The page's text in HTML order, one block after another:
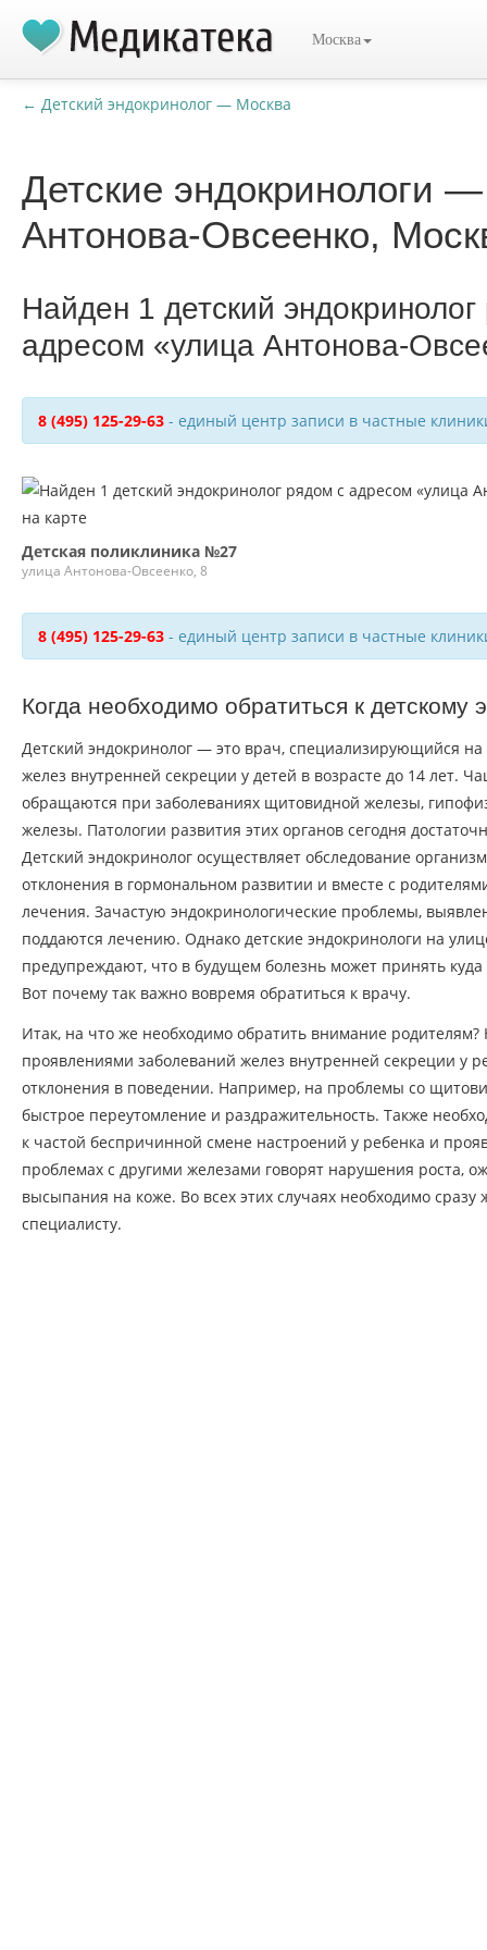
Москва
← Детский эндокринолог — Москва
Детские эндокринологи
Антонова-Овсеенко,
Найден 1 детский
адресом «улица Антонова-
8 (495) 125-29-63 - единый центр записи в частные
Детская поликлиника №27
улица Антонова-Овсеенко, 8
8 (495) 125-29-63 - единый центр записи в частные
Когда необходимо обратиться к детскому
Детский эндокринолог — это врач, специализирующийся
желез внутренней секреции у детей в возрасте до 14 лет.
обращаются при заболеваниях щитовидной железы,
железы. Патологии развития этих органов сегодня
Детский эндокринолог осуществляет обследование
отклонения в гормональном развитии и вместе с
лечения. Зачастую эндокринологические проблемы,
поддаются лечению. Однако детские эндокринологи на
предупреждают, что в будущем болезнь может принять
Вот почему так важно вовремя обратиться к врачу.
Итак, на что же необходимо обратить внимание
проявлениями заболеваний желез внутренней секреции у
отклонения в поведении. Например, на проблемы со
быстрое переутомление и раздражительность. Также
к частой беспричинной смене настроений у ребенка и
проблемах с другими железами говорят нарушения роста,
высыпания на коже. Во всех этих случаях необходимо сразу
специалисту.